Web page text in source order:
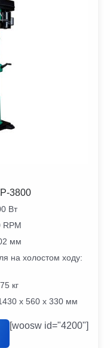
3800
Вт
RPM
мм
на холостом ходу:
кг
х 560 х 330 мм
[woosw id="4200"]